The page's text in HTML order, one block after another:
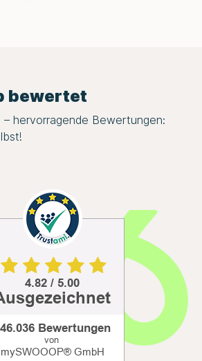
bewertet
– hervorragende Bewertungen: